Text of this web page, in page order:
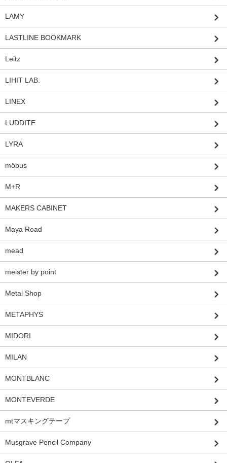
LAMY
LASTLINE BOOKMARK
Leitz
LIHIT LAB.
LINEX
LUDDITE
LYRA
möbus
M+R
MAKERS CABINET
Maya Road
mead
meister by point
Metal Shop
METAPHYS
MIDORI
MILAN
MONTBLANC
MONTEVERDE
mtマスキングテープ
Musgrave Pencil Company